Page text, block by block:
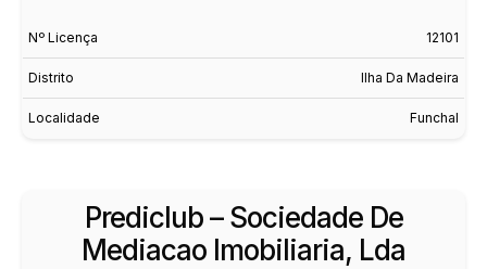
Nº Licença 12101
Distrito Ilha Da Madeira
Localidade Funchal
Prediclub – Sociedade De
Mediacao Imobiliaria, Lda